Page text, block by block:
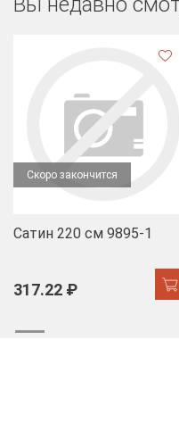
Скоро закончится
Сатин 220 см 9895-1
317.22 ₽